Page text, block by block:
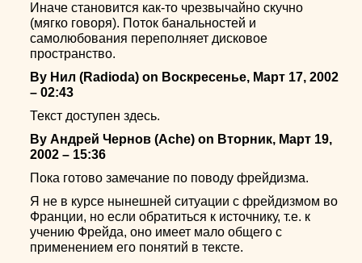
Иначе становится как-то чрезвычайно скучно
(мягко говоря). Поток банальностей и
самолюбования переполняет дисковое
пространство.
By Нил (Radioda) on Воскресенье, Март 17, 2002
– 02:43
Текст доступен здесь.
By Андрей Чернов (Ache) on Вторник, Март 19,
2002 – 15:36
Пока готово замечание по поводу фрейдизма.
Я не в курсе нынешней ситуации с фрейдизмом во
Франции, но если обратиться к источнику, т.е. к
учению Фрейда, оно имеет мало общего с
применением его понятий в тексте.